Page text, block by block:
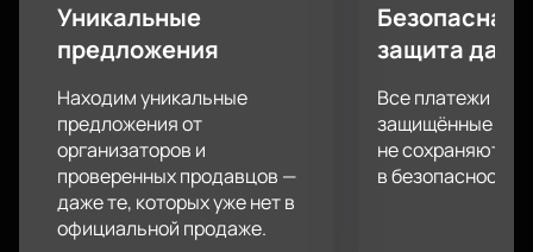
Уникальные
предложения
Находим уникальные
предложения от
организаторов и
проверенных продавцов —
даже те, которых уже нет в
официальной продаже.
Безопасная
защита
Все платежи
защищённые
не сохраняются
в безопасности.